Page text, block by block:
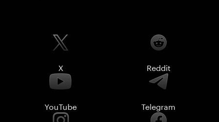
X Reddit
YouTube Telegram